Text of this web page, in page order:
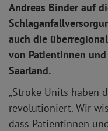
Andreas Binder auf
auch die
von Patientinnen
Saarland.
„Stroke Units haben
revolutioniert. Wir
dass Patientinnen